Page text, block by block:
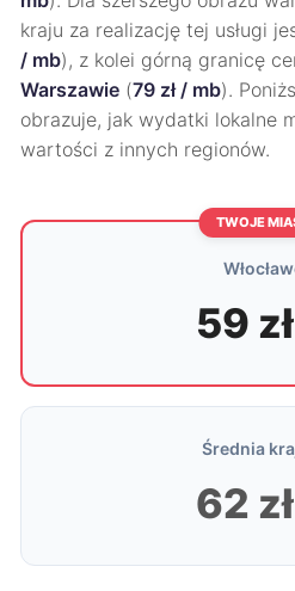
kraju za realizację tej usługi
/ mb), z kolei górną granicę
Warszawie (79 zł / mb).
obrazuje, jak wydatki lokalne
wartości z innych regionów.
TWOJE
59 zł
Średnia
62 zł